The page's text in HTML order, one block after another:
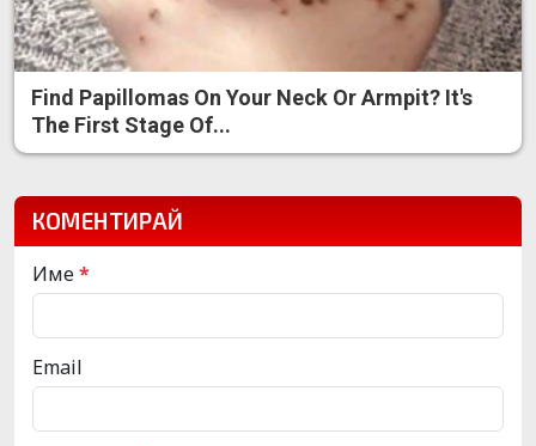
Find Papillomas On Your Neck Or Armpit? It's
The First Stage Of...
КОМЕНТИРАЙ
Име*
Email